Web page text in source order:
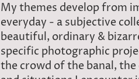
My themes develop from
everyday - a subjective
beautiful, ordinary &
specific photographic
the crowd of the banal,